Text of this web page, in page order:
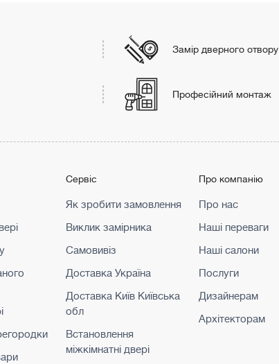
Замір дверного отвору
Професійний монтаж
Сервіс
Як зробити замовлення
Виклик замірника
Самовивіз
Доставка Україна
Доставка Київ Київська
обл
Встановлення
міжкімнатні двері
Про компанію
Про нас
Наші переваги
Наші салони
Послуги
Дизайнерам
Архітекторам